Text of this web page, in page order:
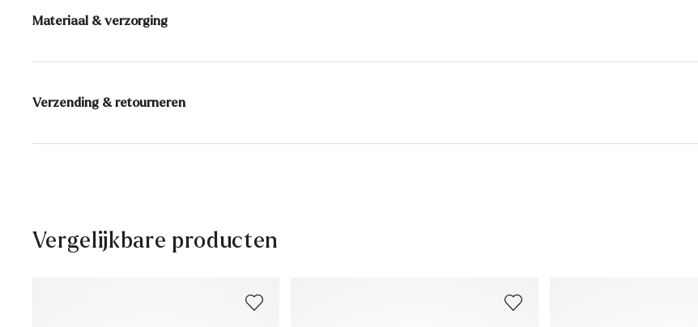
Materiaal & verzorging
Productieschaal: UK-maten Bovenwerk:
Glad leer
Verzending & retourneren
Levertijd 2 - 5 dagen met BPost
Meer informatie over dit onderwerp vindt u in het
Vergelijkbare producten